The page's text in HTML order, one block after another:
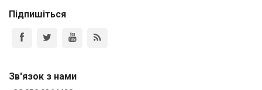
Підпишіться
Зв'язок з нами